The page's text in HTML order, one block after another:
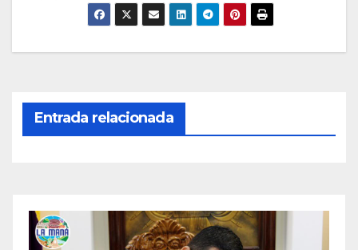
Entrada relacionada